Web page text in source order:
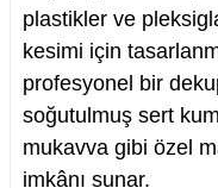
plastikler ve
kesimi için
profesyonel bir
soğutulmuş sert
mukavva gibi özel
imkânı sunar.